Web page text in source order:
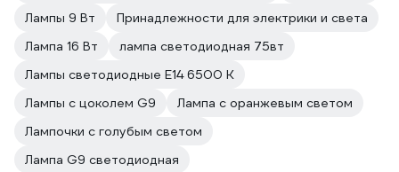
Лампы 9 Вт
Принадлежности для электрики и света
Лампа 16 Вт
лампа светодиодная 75вт
Лампы светодиодные E14 6500 К
Лампы с цоколем G9
Лампа с оранжевым светом
Лампочки с голубым светом
Лампа G9 светодиодная